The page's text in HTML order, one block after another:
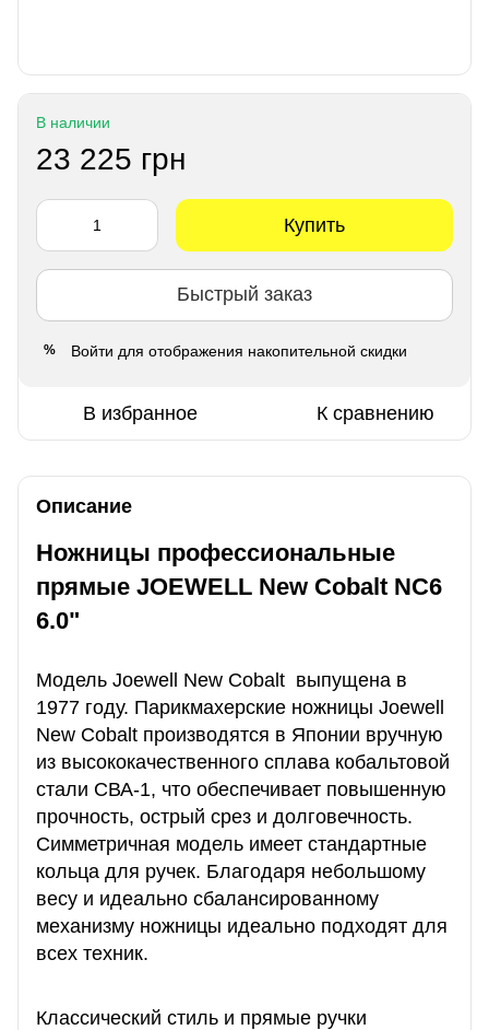
В наличии
23 225 грн
Купить
Быстрый заказ
% Войти для отображения накопительной скидки
В избранное К сравнению
Описание
Ножницы профессиональные
прямые JOEWELL New Cobalt NC6
6.0"
Модель Joewell New Cobalt выпущена в
1977 году. Парикмахерские ножницы Joewell
New Cobalt производятся в Японии вручную
из высококачественного сплава кобальтовой
стали СВА-1, что обеспечивает повышенную
прочность, острый срез и долговечность.
Симметричная модель имеет стандартные
кольца для ручек. Благодаря небольшому
весу и идеально сбалансированному
механизму ножницы идеально подходят для
всех техник.
Классический стиль и прямые ручки